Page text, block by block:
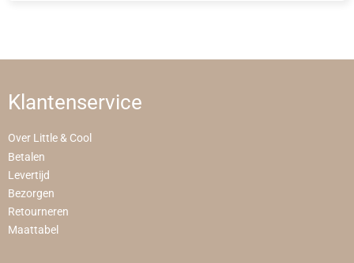
Klantenservice
Over Little & Cool
Betalen
Levertijd
Bezorgen
Retourneren
Maattabel